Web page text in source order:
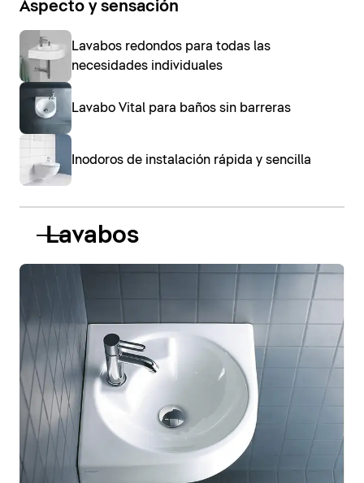
Aspecto y sensación
Lavabos redondos para todas las
necesidades individuales
Lavabo Vital para baños sin barreras
Inodoros de instalación rápida y sencilla
Lavabos